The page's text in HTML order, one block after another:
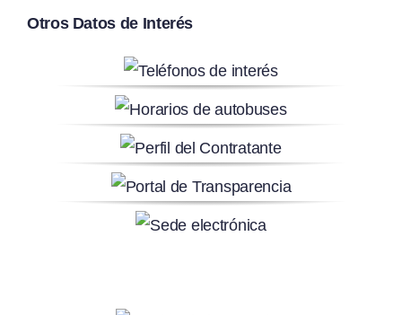
Otros Datos de Interés